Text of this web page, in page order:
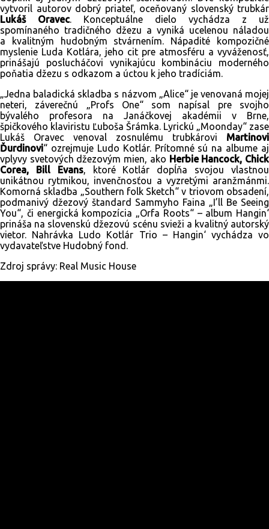
vytvoril autorov dobrý priateľ, oceňovaný slovenský trubkár
Lukáš Oravec. Konceptuálne dielo vychádza z už
spomínaného tradičného džezu a vyniká ucelenou náladou
a kvalitným hudobným stvárnením. Nápadité kompozičné
myslenie Luda Kotlára, jeho cit pre atmosféru a vyváženosť,
prinášajú poslucháčovi vynikajúcu kombináciu moderného
poňatia džezu s odkazom a úctou k jeho tradíciám.
„Jedna baladická skladba s názvom „Alice“ je venovaná mojej
neteri, záverečnú „Profs One“ som napísal pre svojho
bývalého profesora na Janáčkovej akadémii v Brne,
špičkového klaviristu Ľuboša Šrámka. Lyrickú „Moonday“ zase
Lukáš Oravec venoval zosnulému trubkárovi Martinovi
Ďurdinovi“ ozrejmuje Ludo Kotlár. Prítomné sú na albume aj
vplyvy svetových džezovým mien, ako Herbie Hancock, Chick
Corea, Bill Evans, ktoré Kotlár dopĺňa svojou vlastnou
unikátnou rytmikou, invenčnosťou a vyzretými aranžmánmi.
Komorná skladba „Southern folk Sketch“ v triovom obsadení,
podmanivý džezový štandard Sammyho Faina „I’ll Be Seeing
You“, či energická kompozícia „Orfa Roots“ – album Hangin‘
prináša na slovenskú džezovú scénu svieži a kvalitný autorský
vietor. Nahrávka Ludo Kotlár Trio – Hangin‘ vychádza vo
vydavateľstve Hudobný fond.
Zdroj správy: Real Music House